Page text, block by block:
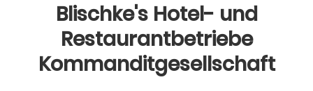
Blischke's Hotel- und
Restaurantbetriebe
Kommanditgesellschaft